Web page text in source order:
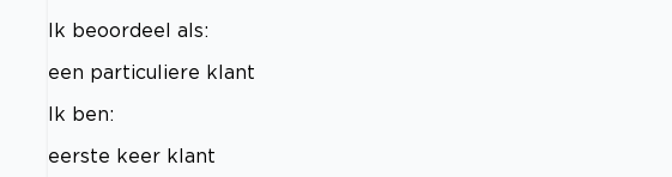
Ik beoordeel als:
een particuliere klant
Ik ben:
eerste keer klant